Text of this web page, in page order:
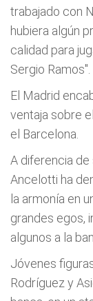
trabajado con
hubiera algún
calidad para
Sergio Ramos".
El Madrid
ventaja sobre
el Barcelona.
A diferencia
Ancelotti ha
la armonía en
grandes egos,
algunos a la
Jóvenes
Rodríguez y